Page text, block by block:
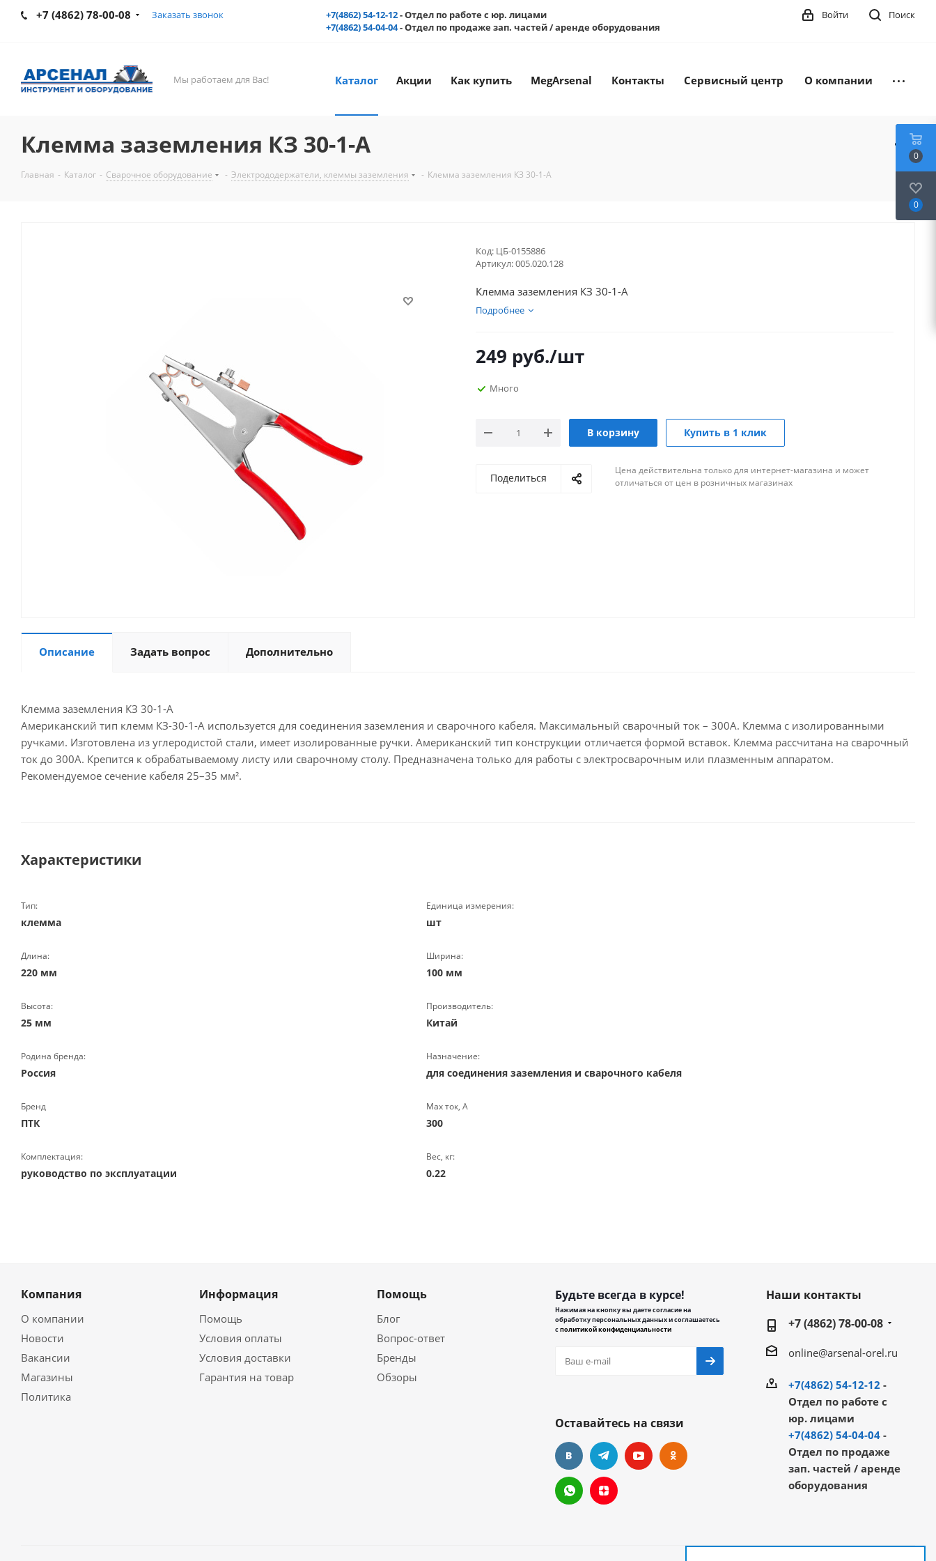
+7 (4862) 78-00-08 Заказать звонок +7(4862) 54-12-12- Отдел по работе с юр. лицами
+7(4862) 54-04-04- Отдел по продаже зап. частей / аренде оборудования
Поиск
Войти
Мы работаем для Вас! Каталог Акции Как купить MegArsenal Контакты Сервисный центр О компании
Клемма заземления КЗ 30-1-A
Главная - Каталог - Сварочное оборудование - Электрододержатели, клеммы заземления - Клемма заземления КЗ 30-1-A
Код: ЦБ-0155886
Артикул:005.020.128
Клемма заземления КЗ 30-1-A
Подробнее
249 руб./шт
Много
В корзину Купить в 1 клик
Поделиться
Цена действительна только для интернет-магазина и может
отличаться от цен в розничных магазинах
Описание Задать вопрос Дополнительно
Клемма заземления КЗ 30-1-A
Американский тип клемм КЗ-30-1-А используется для соединения заземления и сварочного кабеля. Максимальный сварочный ток – 300А. Клемма с изолированными
ручками. Изготовлена из углеродистой стали, имеет изолированные ручки. Американский тип конструкции отличается формой вставок. Клемма рассчитана на сварочный
ток до 300А. Крепится к обрабатываемому листу или сварочному столу. Предназначена только для работы с электросварочным или плазменным аппаратом.
Рекомендуемое сечение кабеля 25–35 мм².
Характеристики
Тип:
клемма
Единица измерения:
шт
Длина:
220 мм
Ширина:
100 мм
Высота:
25 мм
Производитель:
Китай
Родина бренда:
Россия
Назначение:
для соединения заземления и сварочного кабеля
Бренд
ПТК
Max ток, А
300
Комплектация:
руководство по эксплуатации
Вес, кг:
0.22
Компания
О компании
Новости
Вакансии
Магазины
Политика
Информация
Помощь
Условия оплаты
Условия доставки
Гарантия на товар
Помощь
Блог
Вопрос-ответ
Бренды
Обзоры
Будьте всегда в курсе!
Нажимая на кнопку вы даете согласие на
обработку персональных данных и соглашаетесь
сполитикой конфиденциальности
Оставайтесь на связи
Наши контакты
+7 (4862) 78-00-08
online@arsenal-orel.ru
+7(4862) 54-12-12 -
Отдел по работе с
юр. лицами
+7(4862) 54-04-04-
Отдел по продаже
зап. частей / аренде
оборудования
0
0